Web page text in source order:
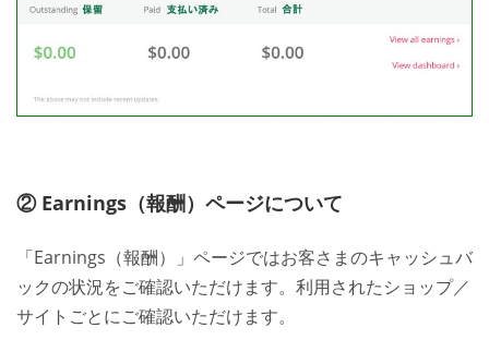
② Earnings（報酬）ページについて
「Earnings（報酬）」ページではお客さまのキャッシュバ
ックの状況をご確認いただけます。利用されたショップ／
サイトごとにご確認いただけます。